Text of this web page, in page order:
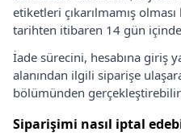
etiketleri çıkarılmamış
tarihten itibaren 14 gün
İade sürecini, hesabına giriş
alanından ilgili siparişe
bölümünden
Siparişimi nasıl iptal